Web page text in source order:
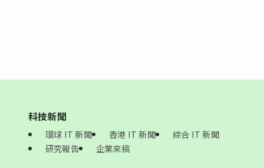
科技新聞
環球 IT 新聞 香港 IT 新聞
綜合 IT 新聞
研究報告
企業來稿